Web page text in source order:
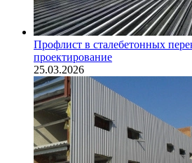
Профлист в сталебетонных
проектирование
25.03.2026